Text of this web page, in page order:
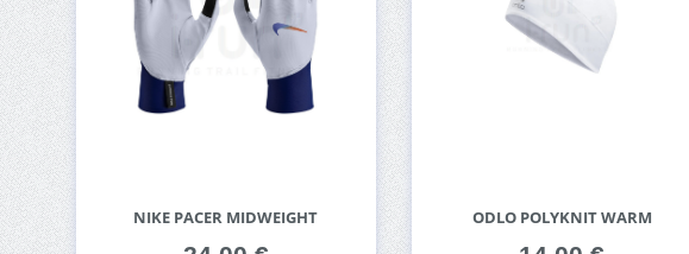
NIKE PACER MIDWEIGHT ODLO POLYKNIT WARM